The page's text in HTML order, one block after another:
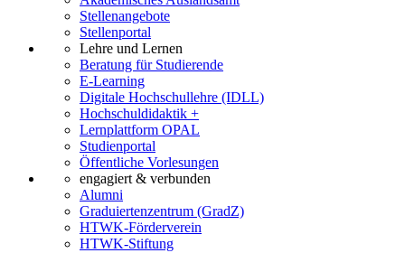
Stellenangebote
Stellenportal
Lehre und Lernen
Beratung für Studierende
E-Learning
Digitale Hochschullehre (IDLL)
Hochschuldidaktik +
Lernplattform OPAL
Studienportal
Öffentliche Vorlesungen
engagiert & verbunden
Alumni
Graduiertenzentrum (GradZ)
HTWK-Förderverein
HTWK-Stiftung